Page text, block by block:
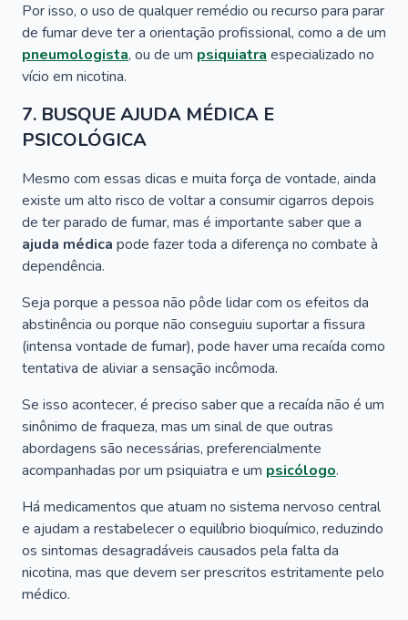
Por isso, o uso de qualquer remédio ou recurso para parar
de fumar deve ter a orientação profissional, como a de um
pneumologista, ou de um psiquiatraespecializado no
vício em nicotina.
7. BUSQUE AJUDA MÉDICA E
PSICOLÓGICA
Mesmo com essas dicas e muita força de vontade, ainda
existe um alto risco de voltar a consumir cigarros depois
de ter parado de fumar, mas é importante saber que a
ajuda médica pode fazer toda a diferença no combate à
dependência.
Seja porque a pessoa não pôde lidar com os efeitos da
abstinência ou porque não conseguiu suportar a fissura
(intensa vontade de fumar), pode haver uma recaída como
tentativa de aliviar a sensação incômoda.
Se isso acontecer, é preciso saber que a recaída não é um
sinônimo de fraqueza, mas um sinal de que outras
abordagens são necessárias, preferencialmente
acompanhadas por um psiquiatra e um psicólogo.
Há medicamentos que atuam no sistema nervoso central
e ajudam a restabelecer o equilíbrio bioquímico, reduzindo
os sintomas desagradáveis causados pela falta da
nicotina, mas que devem ser prescritos estritamente pelo
médico.